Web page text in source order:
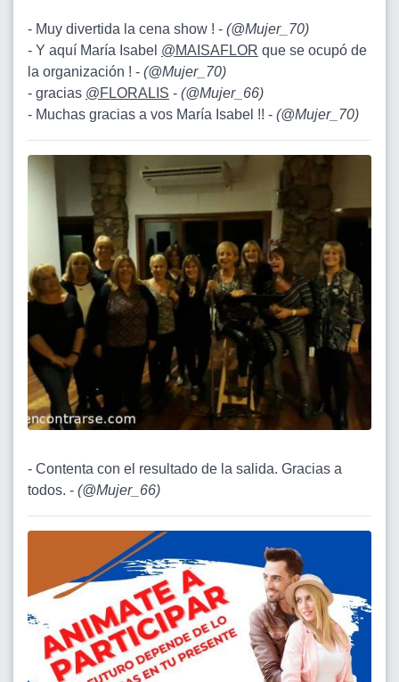
- Muy divertida la cena show ! - (@Mujer_70)
- Y aquí María Isabel @MAISAFLOR que se ocupó de
la organización ! - (@Mujer_70)
- gracias @FLORALIS - (@Mujer_66)
- Muchas gracias a vos María Isabel !! - (@Mujer_70)
- Contenta con el resultado de la salida. Gracias a
todos. - (@Mujer_66)